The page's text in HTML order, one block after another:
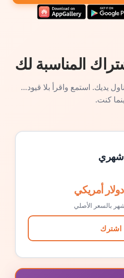
المناسبة لك
يديك. استمع واقرأ بلا قيود…
كنت.
شهري
دولار أمريكي
بالسعر الأصلي
اشترك